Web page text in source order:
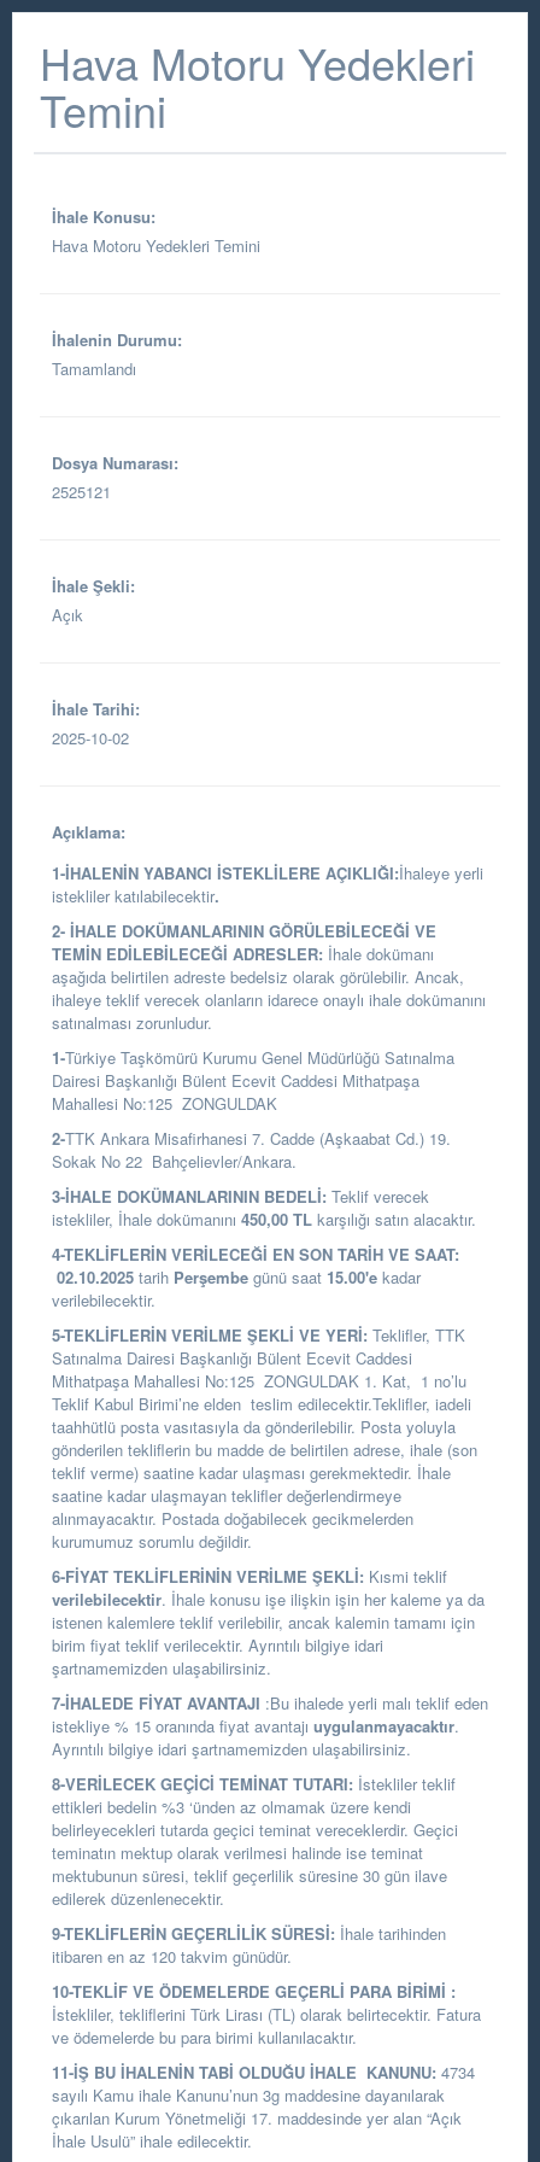
Hava Motoru Yedekleri
Temini
İhale Konusu:
Hava Motoru Yedekleri Temini
İhalenin Durumu:
Tamamlandı
Dosya Numarası:
2525121
İhale Şekli:
Açık
İhale Tarihi:
2025-10-02
Açıklama:
1-İHALENİN YABANCI İSTEKLİLERE AÇIKLIĞI:İhaleye yerli
istekliler katılabilecektir.
2- İHALE DOKÜMANLARININ GÖRÜLEBİLECEĞİ VE
TEMİN EDİLEBİLECEĞİ ADRESLER: İhale dokümanı
aşağıda belirtilen adreste bedelsiz olarak görülebilir. Ancak,
ihaleye teklif verecek olanların idarece onaylı ihale dokümanını
satınalması zorunludur.
1-Türkiye Taşkömürü Kurumu Genel Müdürlüğü Satınalma
Dairesi Başkanlığı Bülent Ecevit Caddesi Mithatpaşa
Mahallesi No:125 ZONGULDAK
2-TTK Ankara Misafirhanesi 7. Cadde (Aşkaabat Cd.) 19.
Sokak No 22 Bahçelievler/Ankara.
3-İHALE DOKÜMANLARININ BEDELİ: Teklif verecek
istekliler, İhale dokümanını 450,00 TL karşılığı satın alacaktır.
4-TEKLİFLERİN VERİLECEĞİ EN SON TARİH VE SAAT:
02.10.2025 tarih Perşembe günü saat 15.00'e kadar
verilebilecektir.
5-TEKLİFLERİN VERİLME ŞEKLİ VE YERİ: Teklifler, TTK
Satınalma Dairesi Başkanlığı Bülent Ecevit Caddesi
Mithatpaşa Mahallesi No:125 ZONGULDAK 1. Kat, 1 no’lu
Teklif Kabul Birimi’ne elden teslim edilecektir.Teklifler, iadeli
taahhütlü posta vasıtasıyla da gönderilebilir. Posta yoluyla
gönderilen tekliflerin bu madde de belirtilen adrese, ihale (son
teklif verme) saatine kadar ulaşması gerekmektedir. İhale
saatine kadar ulaşmayan teklifler değerlendirmeye
alınmayacaktır. Postada doğabilecek gecikmelerden
kurumumuz sorumlu değildir.
6-FİYAT TEKLİFLERİNİN VERİLME ŞEKLİ: Kısmi teklif
verilebilecektir. İhale konusu işe ilişkin işin her kaleme ya da
istenen kalemlere teklif verilebilir, ancak kalemin tamamı için
birim fiyat teklif verilecektir. Ayrıntılı bilgiye idari
şartnamemizden ulaşabilirsiniz.
7-İHALEDE FİYAT AVANTAJI :Bu ihalede yerli malı teklif eden
istekliye % 15 oranında fiyat avantajı uygulanmayacaktır.
Ayrıntılı bilgiye idari şartnamemizden ulaşabilirsiniz.
8-VERİLECEK GEÇİCİ TEMİNAT TUTARI: İstekliler teklif
ettikleri bedelin %3 ‘ünden az olmamak üzere kendi
belirleyecekleri tutarda geçici teminat vereceklerdir. Geçici
teminatın mektup olarak verilmesi halinde ise teminat
mektubunun süresi, teklif geçerlilik süresine 30 gün ilave
edilerek düzenlenecektir.
9-TEKLİFLERİN GEÇERLİLİK SÜRESİ: İhale tarihinden
itibaren en az 120 takvim günüdür.
10-TEKLİF VE ÖDEMELERDE GEÇERLİ PARA BİRİMİ :
İstekliler, tekliflerini Türk Lirası (TL) olarak belirtecektir. Fatura
ve ödemelerde bu para birimi kullanılacaktır.
11-İŞ BU İHALENİN TABİ OLDUĞU İHALE KANUNU: 4734
sayılı Kamu ihale Kanunu’nun 3g maddesine dayanılarak
çıkarılan Kurum Yönetmeliği 17. maddesinde yer alan “Açık
İhale Usulü” ihale edilecektir.